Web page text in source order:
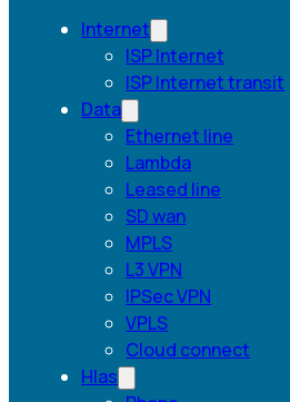
Internet
ISP Internet
ISP Internet transit
Data
Ethernet line
Lambda
Leased line
SD wan
MPLS
L3 VPN
IPSec VPN
VPLS
Cloud connect
Hlas